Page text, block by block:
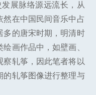
展脉络源远流长，从
然在中国民间音乐中占
多的唐宋时期，明清时
画作品中，如壁画、
察轧筝，因此笔者将以
的轧筝图像进行整理与